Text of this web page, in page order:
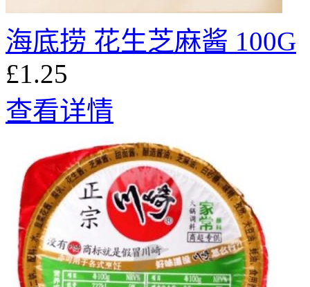
海底捞 花生芝麻酱 100G
£1.25
查看详情